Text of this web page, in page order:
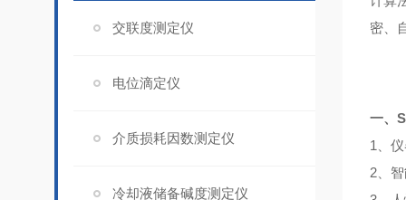
交联度测定仪
电位滴定仪
介质损耗因数测定仪
冷却液储备碱度测定仪
密、
一、
1、
2、